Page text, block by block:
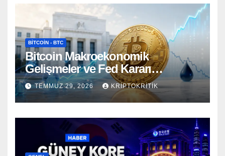
BITCOIN - BTC
Bitcoin Makroekonomik
Gelişmeler ve Fed Kararı
Öncesinde Dalgalı Seyrediyor
TEMMUZ 29, 2026 KRIPTOKRITIK